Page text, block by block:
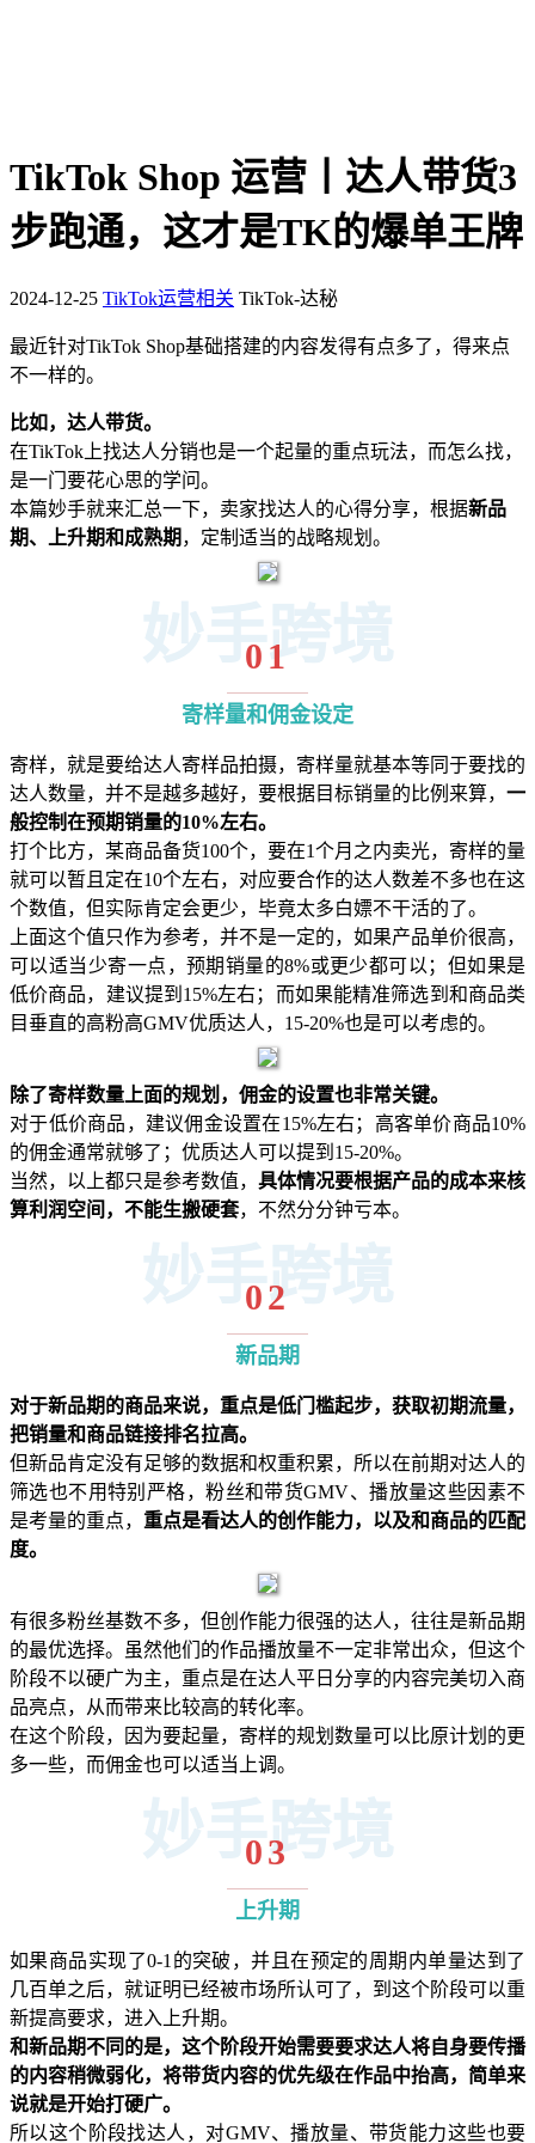
TikTok Shop 运营丨达人带货3
步跑通，这才是TK的爆单王牌
2024-12-25 TikTok运营相关 TikTok-达秘
最近针对TikTok Shop基础搭建的内容发得有点多了，得来点
不一样的。
比如，达人带货。
在TikTok上找达人分销也是一个起量的重点玩法，而怎么找，
是一门要花心思的学问。
本篇妙手就来汇总一下，卖家找达人的心得分享，根据新品
期、上升期和成熟期 ，定制适当的战略规划。
妙手跨境
01
寄样量和佣金设定
寄样，就是要给达人寄样品拍摄，寄样量就基本等同于要找的
达人数量，并不是越多越好，要根据目标销量的比例来算， 一
般控制在预期销量的10%左右。
打个比方，某商品备货100个，要在1个月之内卖光，寄样的量
就可以暂且定在10个左右，对应要合作的达人数差不多也在这
个数值，但实际肯定会更少，毕竟太多白嫖不干活的了。
上面这个值只作为参考，并不是一定的，如果产品单价很高，
可以适当少寄一点，预期销量的8%或更少都可以；但如果是
低价商品，建议提到15%左右；而如果能精准筛选到和商品类
目垂直的高粉高GMV优质达人，15-20%也是可以考虑的。
除了寄样数量上面的规划，佣金的设置也非常关键。
对于低价商品，建议佣金设置在15%左右；高客单价商品10%
的佣金通常就够了；优质达人可以提到15-20%。
当然，以上都只是参考数值， 具体情况要根据产品的成本来核
算利润空间，不能生搬硬套，不然分分钟亏本。
妙手跨境
02
新品期
对于新品期的商品来说，重点是低门槛起步，获取初期流量，
把销量和商品链接排名拉高。
但新品肯定没有足够的数据和权重积累，所以在前期对达人的
筛选也不用特别严格，粉丝和带货GMV、播放量这些因素不
是考量的重点， 重点是看达人的创作能力，以及和商品的匹配
度。
有很多粉丝基数不多，但创作能力很强的达人，往往是新品期
的最优选择。虽然他们的作品播放量不一定非常出众，但这个
阶段不以硬广为主，重点是在达人平日分享的内容完美切入商
品亮点，从而带来比较高的转化率。
在这个阶段，因为要起量，寄样的规划数量可以比原计划的更
多一些，而佣金也可以适当上调。
妙手跨境
03
上升期
如果商品实现了0-1的突破，并且在预定的周期内单量达到了
几百单之后，就证明已经被市场所认可了，到这个阶段可以重
新提高要求，进入上升期。
和新品期不同的是，这个阶段开始需要要求达人将自身要传播
的内容稍微弱化，将带货内容的优先级在作品中抬高，简单来
说就是开始打硬广。
所以这个阶段找达人，对GMV、播放量、带货能力这些也要